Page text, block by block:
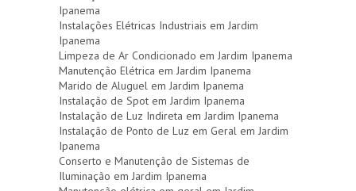
Ipanema
Instalações Elétricas Industriais em Jardim
Ipanema
Limpeza de Ar Condicionado em Jardim Ipanema
Manutenção Elétrica em Jardim Ipanema
Marido de Aluguel em Jardim Ipanema
Instalação de Spot em Jardim Ipanema
Instalação de Luz Indireta em Jardim Ipanema
Instalação de Ponto de Luz em Geral em Jardim
Ipanema
Conserto e Manutenção de Sistemas de
Iluminação em Jardim Ipanema